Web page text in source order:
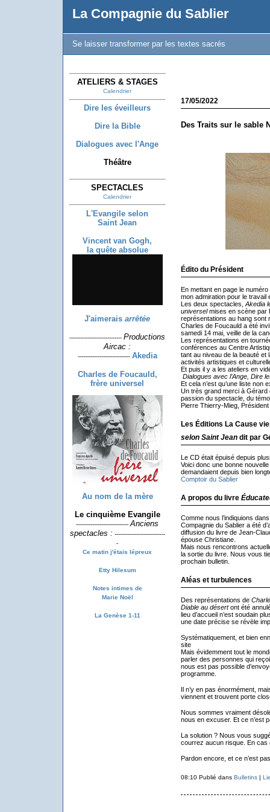
La Compagnie du Sablier
Se laisser transformer par les textes sacrés
ATELIERS & STAGES
Calendrier
Dire les éveilleurs
Dire la Bible
Dialogues avec l'Ange
Théâtre
SPECTACLES
Calendrier
L'Evangile selon
Saint Jean
Vincent van Gogh,
la quête absolue
J'aimerais arrêtée
----------------------------- Productions
Aircac :
----------------------------- Akedia
Charles de Foucauld,
frère universel
Au nom de la mère
Le cinquième Evangile
-----------------------------Anciens
spectacles : ----------------------------
-
Ce matin j'étais lépreux
Etty Hilesum
Notes intimes de
Marie Noël
La Genèse 1-11
17/05/2022
Des Traits sur le sable
Édito du Président
En mettant en page le
mon admiration pour le
Les deux spectacles, Akedia
universelmises en scène par
représentations au hang sont
Charles de Foucauld a été
samedi 14 mai, veille de la
Les représentations en
conférences au Centre
tant au niveau de la beauté et
activités artistiques et
Et puis il y a les ateliers en
Dialogues avec l’Ange, Dire
Et cela n’est qu’une liste non
Un très grand merci à
passion du spectacle, du
Pierre Thierry-Mieg,
Les Éditions La Cause
selon Saint Jeandit par
Le CD était épuisé depuis
Voici donc une bonne
demandaient depuis bien
Comptoir du Sablier
A propos du livre
Comme nous l’indiquions
Compagnie du Sablier a été
diffusion du livre de Jean-
épouse Christiane.
Mais nous rencontrons
la sortie du livre. Nous vous
prochain bulletin.
Aléas et turbulences
Des représentations de
Diable au désertont été
lieu d’accueil n’est soudain
une date précise se révèle
Systématiquement, et bien
site
Mais évidemment tout le
parler des personnes qui
nous est pas possible
programme.
Il n’y en pas énormément,
viennent et trouvent porte
Nous sommes vraiment
nous en excuser. Et ce n’est
La solution ? Nous vous
courrez aucun risque. En cas
Pardon encore, et ce n’est
08:10 Publié dans Bulletins|